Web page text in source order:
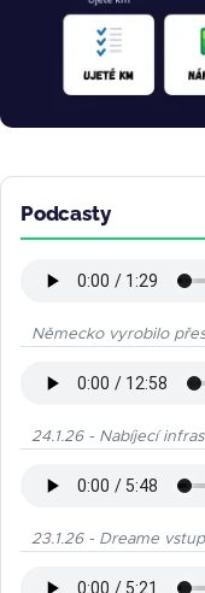
Podcasty
Německo vyrobilo
24.1.26 - Nabíjecí
23.1.26 - Dreame